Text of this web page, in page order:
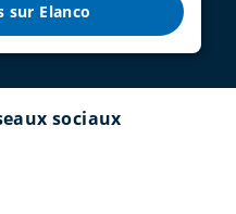
sur Elanco
sociaux